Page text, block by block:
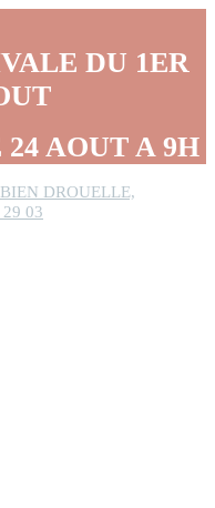
DU 1ER
AOUT A 9H
DROUELLE,
03